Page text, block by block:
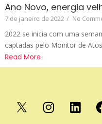
Ano Novo, energia
7 de janeiro de 2022 / No
2022 se inicia com uma
captadas pelo Monitor de
Read More